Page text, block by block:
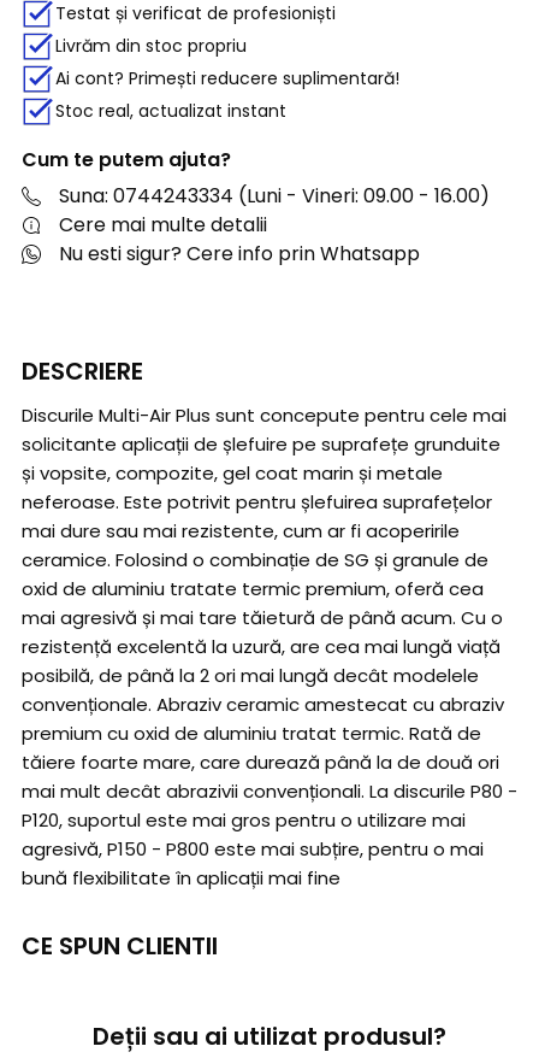
Testat și verificat de profesioniști
Livrăm din stoc propriu
Ai cont? Primești reducere suplimentară!
Stoc real, actualizat instant
Cum te putem ajuta?
Suna: 0744243334 (Luni - Vineri: 09.00 - 16.00)
Cere mai multe detalii
Nu esti sigur? Cere info prin Whatsapp
DESCRIERE
Discurile Multi-Air Plus sunt concepute pentru cele mai
solicitante aplicații de șlefuire pe suprafețe grunduite
și vopsite, compozite, gel coat marin și metale
neferoase. Este potrivit pentru șlefuirea suprafețelor
mai dure sau mai rezistente, cum ar fi acoperirile
ceramice. Folosind o combinație de SG și granule de
oxid de aluminiu tratate termic premium, oferă cea
mai agresivă și mai tare tăietură de până acum. Cu o
rezistență excelentă la uzură, are cea mai lungă viață
posibilă, de până la 2 ori mai lungă decât modelele
convenționale. Abraziv ceramic amestecat cu abraziv
premium cu oxid de aluminiu tratat termic. Rată de
tăiere foarte mare, care durează până la de două ori
mai mult decât abrazivii convenționali. La discurile P80 -
P120, suportul este mai gros pentru o utilizare mai
agresivă, P150 - P800 este mai subțire, pentru o mai
bună flexibilitate în aplicații mai fine
CE SPUN CLIENTII
Deții sau ai utilizat produsul?